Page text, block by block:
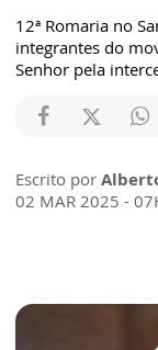
12ª Romaria no
integrantes do
Senhor pela
Escrito por
02 MAR 2025 -